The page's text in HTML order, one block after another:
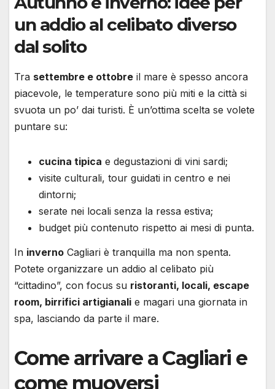
un addio al celibato diverso
dal solito
Tra settembre e ottobre il mare è spesso ancora
piacevole, le temperature sono più miti e la città si
svuota un po’ dai turisti. È un’ottima scelta se volete
puntare su:
cucina tipica e degustazioni di vini sardi;
visite culturali, tour guidati in centro e nei
dintorni;
serate nei locali senza la ressa estiva;
budget più contenuto rispetto ai mesi di punta.
In inverno Cagliari è tranquilla ma non spenta.
Potete organizzare un addio al celibato più
“cittadino”, con focus su ristoranti, locali, escape
room, birrifici artigianali e magari una giornata in
spa, lasciando da parte il mare.
Come arrivare a Cagliari e
come muoversi